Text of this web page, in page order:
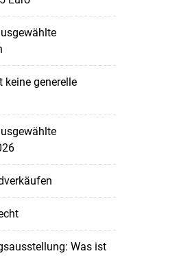
generelle
Was ist